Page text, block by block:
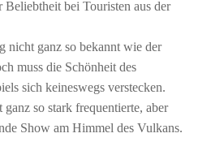
Beliebtheit bei Touristen aus der
nicht ganz so bekannt wie der
muss die Schönheit des
sich keineswegs verstecken.
so stark frequentierte, aber
Show am Himmel des Vulkans.